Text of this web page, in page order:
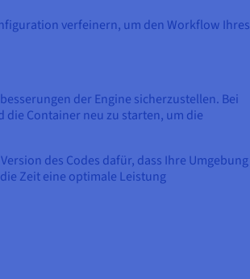
verfeinern, um den Workflow Ihres
der Engine sicherzustellen. Bei
Container neu zu starten, um die
des Codes dafür, dass Ihre Umgebung
Zeit eine optimale Leistung